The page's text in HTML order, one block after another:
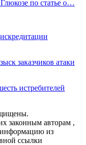
по статье о…
заказчиков атаки
истребителей
законным авторам ,
информацию из
ссылки